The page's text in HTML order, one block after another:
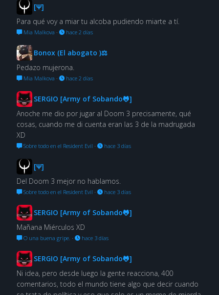
[Ψ]
Para qué voy a miar tu alcoba pudiendo miarte a tí.
Mia Malkova · hace 2 días
Bonox (El abogato )⚖
Pedazo mujerona.
Mia Malkova · hace 2 días
SERGIO [Army of Sobando🐸]
Anoche me dio por jugar al Doom 3 precisamente, qué
cosas, cuando me di cuenta eran las 3 de la madrugada
XD
Sobre todo en el Resident Evil · hace 3 días
[Ψ]
Del Doom 3 mejor no hablamos.
Sobre todo en el Resident Evil · hace 3 días
SERGIO [Army of Sobando🐸]
Mañana Miérculos XD
O una buena gripe. · hace 3 días
SERGIO [Army of Sobando🐸]
Ni idea, pero desde luego la gente reacciona, 400
comentarios, todo el mundo tiene algo que decir cuando